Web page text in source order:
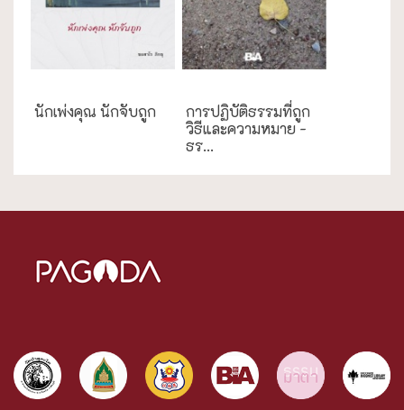
นักเพ่งคุณ นักจับถูก
การปฏิบัติธรรมที่ถูก
วิธีและความหมาย -
ธร...